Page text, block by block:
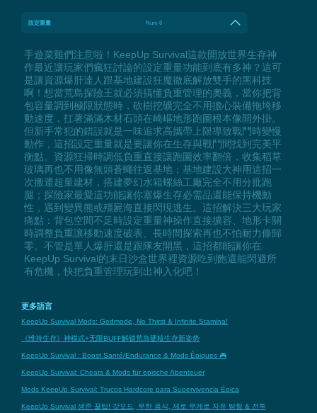
設定重量 Num 6
手遊菜雞們注意啦！KeepUp Survival這款開放世界生存神
作最近讓玩家們瘋狂討論的設定重量功能到底有多神？這可
是讓資源爆肝達人跟基地建設狂魔徹底解放雙手的黑科技
啊！想當荒島探險王就必須搞懂負重管理的奧義，當你把背
包容量調到極限狀態時，砍樹挖礦完全不用擔心裝備拖垮移
動速度，扛著滿滿木材石頭在崎嶇地形跑圖根本像開外掛。
但新手常犯的錯誤就是一味追求高攜帶上限導致戰鬥時變慢
動作，這招設定重量就是要讓你在生存與戰鬥間找到完美平
衡點。資源狂掃時調低負重直接讓跑圖效率翻倍，收集稻草
玻璃再也不用像無頭蒼蠅往返基地；基地建設大神用這招一
次搬運超量建材，搭建夢幻水箱螺絲工廠完全不用分批跑
腿；探險家最愛這功能讓你塞爆生存必需品還能保持機動
性，遇到變異熊或殭屍海直接閃現逃生。這招解決三大玩家
痛點：背包空間不足時設定重量神操作直接擴容、地形卡關
時調整負重讓移動速度破表、長時間探索再也不怕耐力條歸
零。不管是單人爆肝還是跟隊友開黑，這招都能讓你在
KeepUp Survival的末日沙盒世界裡資源吃到飽還能閃避所
有危機，快把負重管理玩到出神入化吧！
更多語言
KeepUp Survival Mods: Godmode, No Thirst & Infinite Stamina!
《维持生存》神模式+无限BUFF解锁荒岛硬核生存新姿势
KeepUp Survival : Boost Santé/Endurance & Mods Épiques 🎮
KeepUp Survival: Cheats & Mods für epische Abenteuer
Mods KeepUp Survival: Trucos Hardcore para Supervivencia Épica
KeepUp Survival 생존 꿀팁! 갓모드, 무한 음식, 제로 무게로 자유 탐험 & 전투